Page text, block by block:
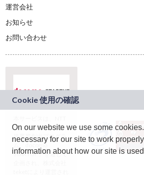
運営会社
お知らせ
お問い合わせ
ドコモグループの新
規事業創出プログラ
ム「docomo
STARTUP」を通じて
On our website we use some
necessary for our site to work
information about how our site is